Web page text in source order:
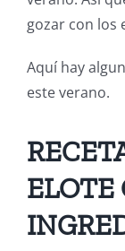
gozar con los
Aquí hay
este verano.
ELOTE